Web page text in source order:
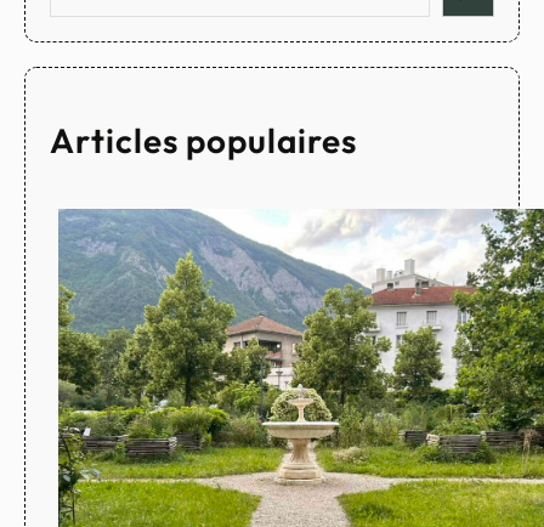
a
r
h
Articles populaires